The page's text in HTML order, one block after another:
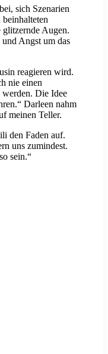
sich Szenarien
Augen.
Angst um das
reagieren wird.
nie einen
Die Idee
Darleen nahm
meinen Teller.
den Faden auf.
uns zumindest.
sein.“